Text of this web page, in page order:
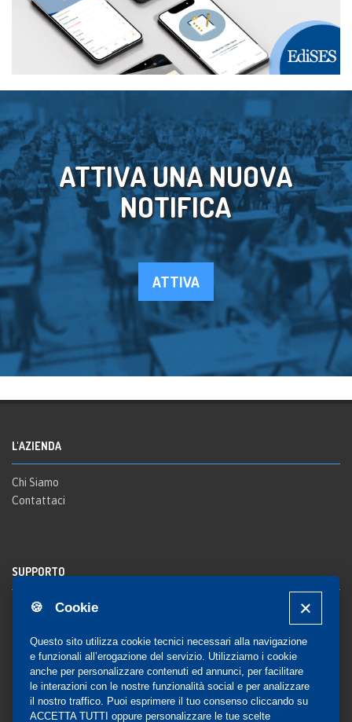
🍪 Cookie
Questo sito utilizza cookie tecnici necessari alla navigazione
e funzionali all’erogazione del servizio. Utilizziamo i cookie
anche per personalizzare contenuti ed annunci, per facilitare
le interazioni con le nostre funzionalità social e per analizzare
il nostro traffico. Puoi esprimere il tuo consenso cliccando su
ACCETTA TUTTI oppure personalizzare le tue scelte
ATTIVA UNA NUOVA
NOTIFICA
ATTIVA
L'AZIENDA
Chi Siamo
Contattaci
SUPPORTO
Registrazione al sito
Notifica
COMMUNITY